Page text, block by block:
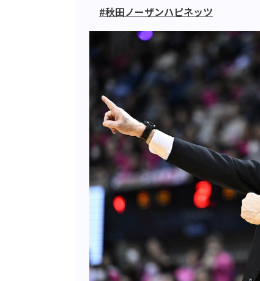
#秋田ノーザンハピネッツ